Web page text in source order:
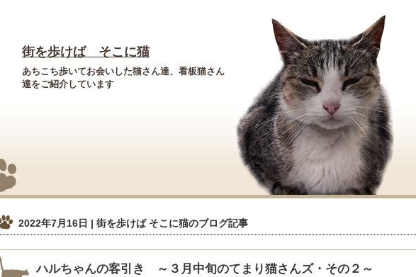
街を歩けば そこに猫
あちこち歩いてお会いした猫さん達、看板猫さん
達をご紹介しています
2022年7月16日 | 街を歩けば そこに猫のブログ記事
ハルちゃんの客引き ～３月中旬のてまり猫さんズ・その２～